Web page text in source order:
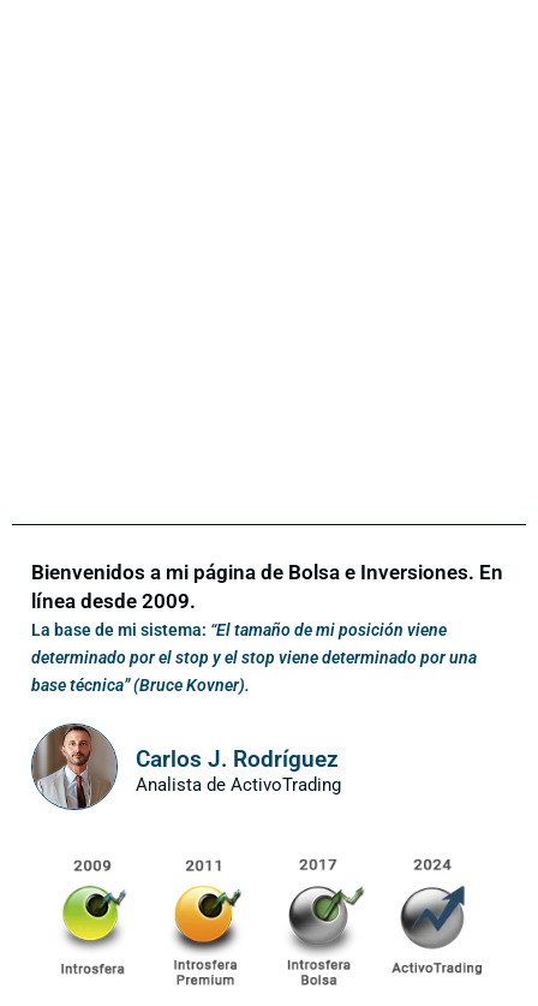
Bienvenidos a mi página de Bolsa e Inversiones. En
línea desde 2009.
La base de mi sistema: “El tamaño de mi posición viene
determinado por el stop y el stop viene determinado por una
base técnica” (Bruce Kovner).
Carlos J. Rodríguez
Analista de ActivoTrading